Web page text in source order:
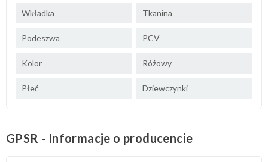
Wkładka Tkanina
Podeszwa PCV
Kolor Różowy
Płeć Dziewczynki
GPSR - Informacje o producencie